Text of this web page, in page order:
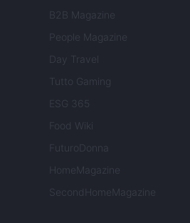
B2B Magazine
People Magazine
Day Travel
Tutto Gaming
ESG 365
Food Wiki
FuturoDonna
HomeMagazine
SecondHomeMagazine